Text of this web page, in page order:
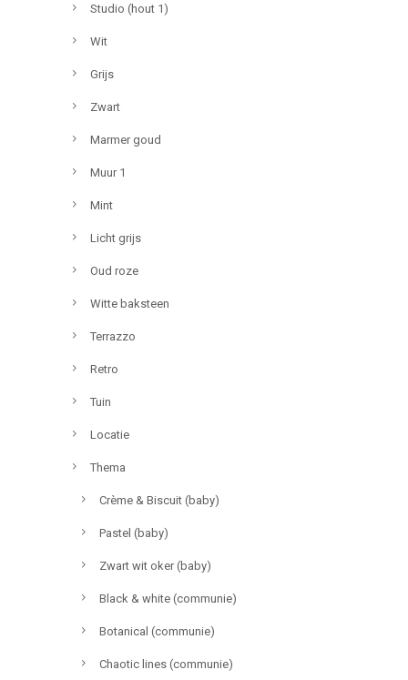
Studio (hout 1)
Wit
Grijs
Zwart
Marmer goud
Muur 1
Mint
Licht grijs
Oud roze
Witte baksteen
Terrazzo
Retro
Tuin
Locatie
Thema
Crème & Biscuit (baby)
Pastel (baby)
Zwart wit oker (baby)
Black & white (communie)
Botanical (communie)
Chaotic lines (communie)